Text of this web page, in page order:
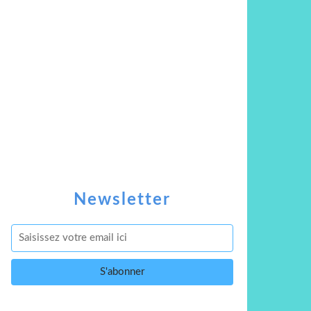
Newsletter